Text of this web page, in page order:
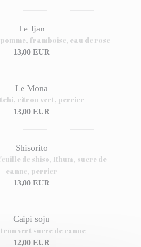
Le Jjan
framboise, eau de rose
13,00 EUR
Le Mona
citron vert, perrier
13,00 EUR
Shisorito
de shiso, Rhum, sucre de
canne, perrier
13,00 EUR
Caipi soju
vert sucre de canne
12,00 EUR